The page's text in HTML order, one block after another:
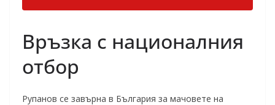
Връзка с националния
отбор
Рупанов се завърна в България за мачовете на